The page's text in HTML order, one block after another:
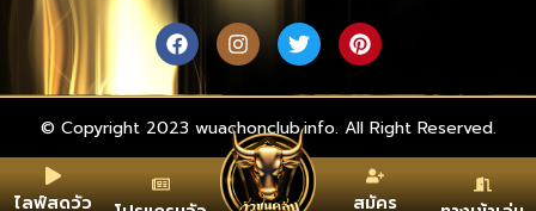
© Copyright 2023 wuachonclub.info. All Right Reserved.
ไลฟ์สดวัว สมัคร